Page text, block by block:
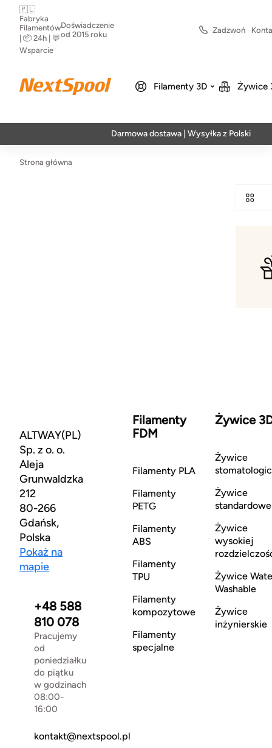
🇵🇱
Fabryka
Filamentów
| 📦 24h | 💬
Wsparcie
Doświadczenie
od 2015 roku
Zadzwoń
Filamenty 3D Żywice
Darmowa dostawa | Wysyłka z Polski |
Strona główna
ALTWAY(PL)
Sp. z o. o.
Aleja
Grunwaldzka
212
80-266
Gdańsk,
Polska
Pokaż na
mapie
+48 588
810 078
Pracujemy
od
poniedziałku
do piątku
w godzinach
08:00-
16:00
kontakt@nextspool.pl
Filamenty
FDM
Filamenty PLA
Filamenty
PETG
Filamenty
ABS
Filamenty
TPU
Filamenty
kompozytowe
Filamenty
specjalne
Żywice
Żywice
Żywice
standardowe
Żywice
wysokiej
Żywice
Washable
Żywice
inżynierskie